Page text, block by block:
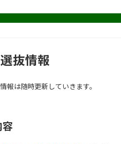
抜情報
報は随時更新していきます。